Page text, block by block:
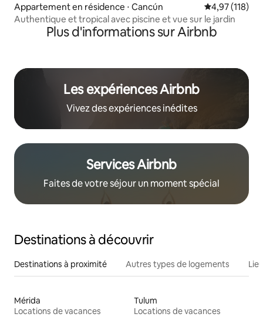
Appartement en résidence ⋅ Cancún Évaluation
4,97 (118)
Authentique et tropical avec piscine et vue sur le jardin
Plus d'informations sur Airbnb
Les expériences Airbnb
Vivez des expériences inédites
Services Airbnb
Faites de votre séjour un moment spécial
Destinations à découvrir
Destinations à proximité Autres types de logements
Mérida
Locations de vacances
Tulum
Locations de vacances